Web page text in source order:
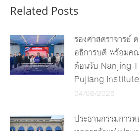
Related Posts
รองศาสตราจารย์
อธิการบดี พร้อมค
ต้อนรับ Nanjing
Pujiang Institute
04/08/2026
ประธานกรรมการ